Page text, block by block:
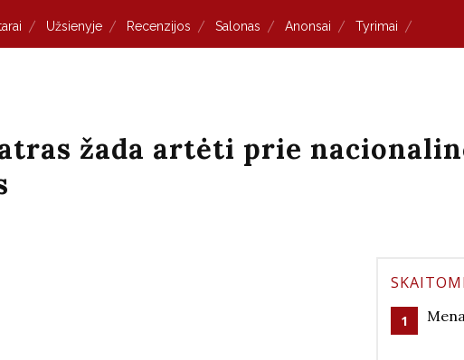
Užsienyje Recenzijos Salonas Anonsai Tyrimai
žada artėti prie
1